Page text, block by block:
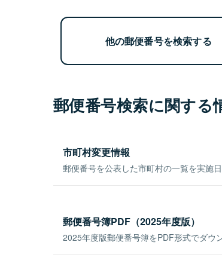
他の郵便番号を検索する
郵便番号検索に関する
市町村変更情報
郵便番号を公表した市町村の一覧を実施
郵便番号簿PDF（2025年度版）
2025年度版郵便番号簿をPDF形式でダウ